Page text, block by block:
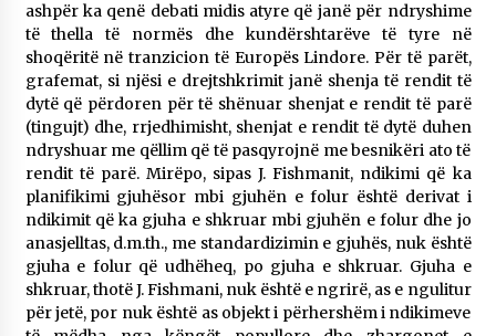
ashpër ka qenë debati midis atyre që janë për ndryshime
të thella të normës dhe kundërshtarëve të tyre në
shoqëritë në tranzicion të Europës Lindore. Për të parët,
grafemat, si njësi e drejtshkrimit janë shenja të rendit të
dytë që përdoren për të shënuar shenjat e rendit të parë
(tingujt) dhe, rrjedhimisht, shenjat e rendit të dytë duhen
ndryshuar me qëllim që të pasqyrojnë me besnikëri ato të
rendit të parë. Mirëpo, sipas J. Fishmanit, ndikimi që ka
planifikimi gjuhësor mbi gjuhën e folur është derivat i
ndikimit që ka gjuha e shkruar mbi gjuhën e folur dhe jo
anasjelltas, d.m.th., me standardizimin e gjuhës, nuk është
gjuha e folur që udhëheq, po gjuha e shkruar. Gjuha e
shkruar, thotë J. Fishmani, nuk është e ngrirë, as e ngulitur
për jetë, por nuk është as objekt i përhershëm i ndikimeve